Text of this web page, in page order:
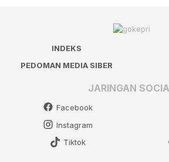
INDEKS
PEDOMAN MEDIA SIBER
JARINGAN
Facebook
Instagram
Tiktok